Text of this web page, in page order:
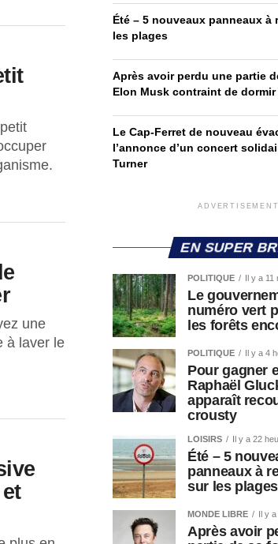
une
à laver le
Été – 5 nouveaux panneaux à
les plages
Après avoir perdu une partie
Elon Musk contraint de dormir
Le Cap-Ferret de nouveau
l’annonce d’un concert
Turner
ADVERTISEMENT
EN SUPER
POLITIQUE Il y a
Le
numéro vert
les forêts
POLITIQUE Il y a 4
Pour gagner
Raphaël
apparaît
crousty
LOISIRS Il y a 22
Été – 5
panneaux à
sur les plages
MONDE LIBRE Il y
Après avoir